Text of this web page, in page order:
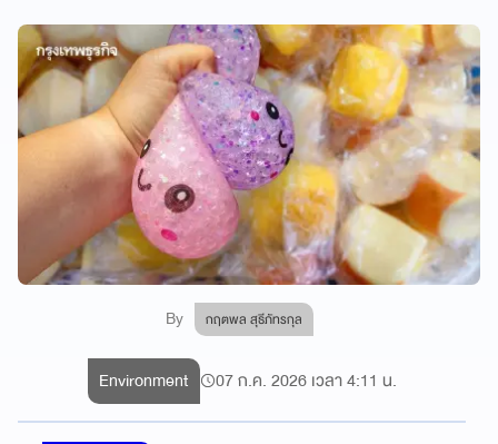
By กฤตพล สุธีภัทรกุล
Environment 07 ก.ค. 2026 เวลา 4:11 น.